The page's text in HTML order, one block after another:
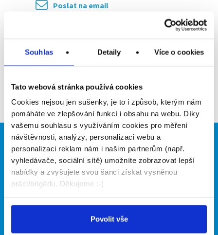
Souhlas Detaily Více o cookies
Tato webová stránka používá cookies
Cookies nejsou jen sušenky, je to i způsob, kterým nám
pomáháte ve zlepšování funkcí i obsahu na webu. Díky
vašemu souhlasu s využíváním cookies pro měření
návštěvnosti, analýzy, personalizaci webu a
personalizaci reklam nám i našim partnerům (např.
vyhledávače, sociální sítě) umožníte zobrazovat lepší
nabídky a zvyšujete svou šanci získat vysněnou
práci/brigádu. Děkujeme :-)
Povolit vše
Poslat na email
Přidat do oblíbených
Zpět
Brigádníci
Články
Hledané brigády
Firmy
Vložit inzerát
Ceník
Naše další projekty